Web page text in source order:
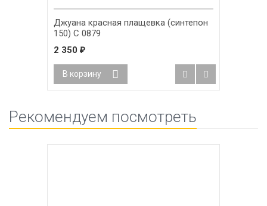
Джуана красная плащевка (синтепон
150) С 0879
2 350 ₽
В корзину
Рекомендуем посмотреть